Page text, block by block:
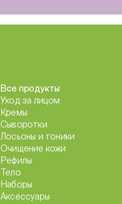
Все продукты
Уход за лицом
Кремы
Сыворотки
Лосьоны и тоники
Очищение кожи
Рефилы
Тело
Наборы
Аксессуары